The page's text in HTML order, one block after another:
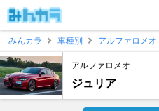
みんカラ
車種別 アルファロメオ
アルファロメオ
ジュリア